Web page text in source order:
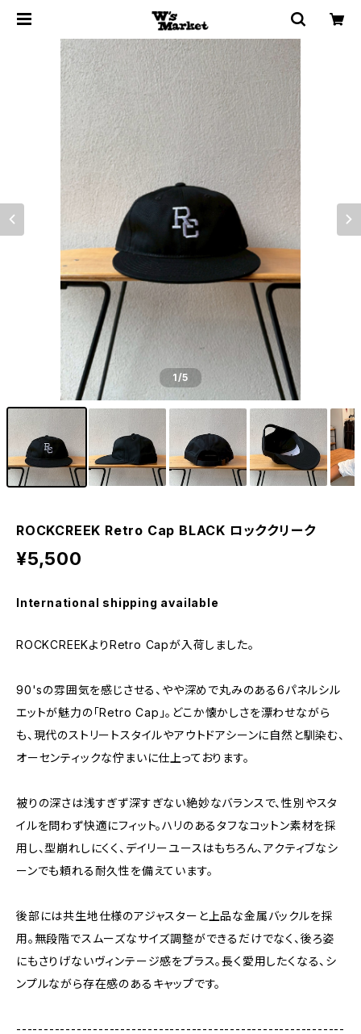
1/5
ROCKCREEK Retro Cap BLACK ロッククリーク
¥5,500
International shipping available
ROCKCREEKよりRetro Capが入荷しました。
90'sの雰囲気を感じさせる、やや深めで丸みのある6パネルシル
エットが魅力の「Retro Cap」。どこか懐かしさを漂わせながら
も、現代のストリートスタイルやアウトドアシーンに自然と馴染む、
オーセンティックな佇まいに仕上っております。
被りの深さは浅すぎず深すぎない絶妙なバランスで、性別やスタ
イルを問わず快適にフィット。ハリのあるタフなコットン素材を採
用し、型崩れしにくく、デイリーユースはもちろん、アクティブなシ
ーンでも頼れる耐久性を備えています。
後部には共生地仕様のアジャスターと上品な金属バックルを採
用。無段階でスムーズなサイズ調整ができるだけでなく、後ろ姿
にもさりげないヴィンテージ感をプラス。長く愛用したくなる、シ
ンプルながら存在感のあるキャップです。
------------------------------------------------------------